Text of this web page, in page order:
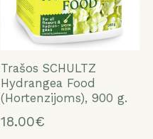
Trašos SCHULTZ
Hydrangea Food
(Hortenzijoms), 900 g.
18.00€